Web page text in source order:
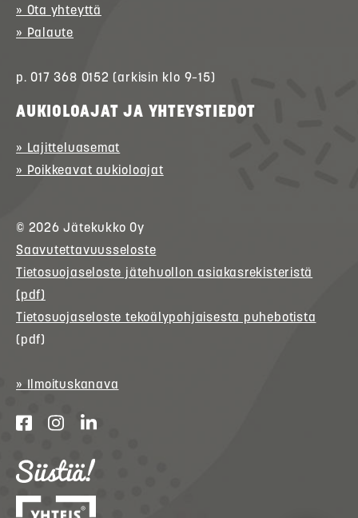
» Ota yhteyttä
» Palaute
p. 017 368 0152 (arkisin klo 9–15)
AUKIOLOAJAT JA YHTEYSTIEDOT
» Lajitteluasemat
» Poikkeavat aukioloajat
© 2026Jätekukko Oy
Saavutettavuusseloste
Tietosuojaseloste jätehuollon asiakasrekisteristä
(pdf)
Tietosuojaseloste tekoälypohjaisesta puhebotista
(pdf)
» Ilmoituskanava